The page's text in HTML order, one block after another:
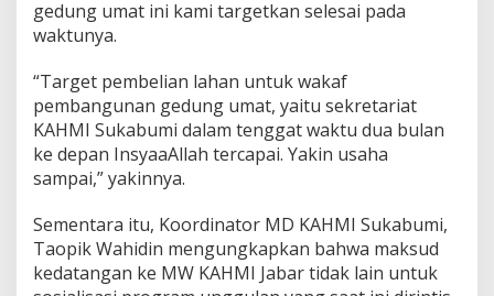
gedung umat ini kami targetkan selesai pada
waktunya.
“Target pembelian lahan untuk wakaf
pembangunan gedung umat, yaitu sekretariat
KAHMI Sukabumi dalam tenggat waktu dua bulan
ke depan InsyaaAllah tercapai. Yakin usaha
sampai,” yakinnya.
Sementara itu, Koordinator MD KAHMI Sukabumi,
Taopik Wahidin mengungkapkan bahwa maksud
kedatangan ke MW KAHMI Jabar tidak lain untuk